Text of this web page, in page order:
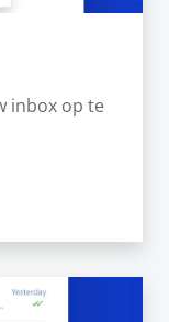
inbox op te